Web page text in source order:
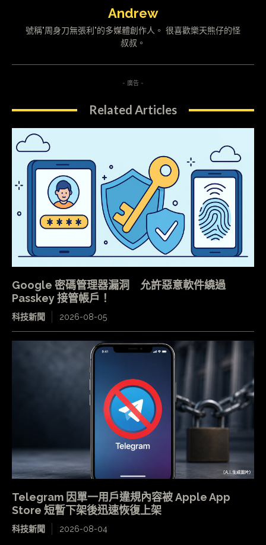
Andrew
號稱"周身刀無張利"的多媒體創作人。 很喜歡樂天熊仔的怪
叔叔。
- 廣告 -
Related Articles
Google 密碼管理器漏洞 允許惡意軟件繞過
Passkey 接管帳戶！
科技新聞 2026-08-05
Telegram 因單一用戶違規內容被 Apple App
Store 短暫下架後迅速恢復上架
科技新聞 2026-08-04